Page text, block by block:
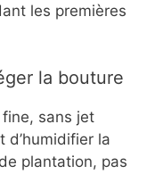
les premières
la bouture
sans jet
d’humidifier la
plantation, pas